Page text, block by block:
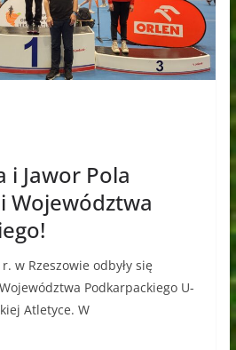
i Jawor Pola
Województwa
w Rzeszowie odbyły się
Podkarpackiego U-
Atletyce. W